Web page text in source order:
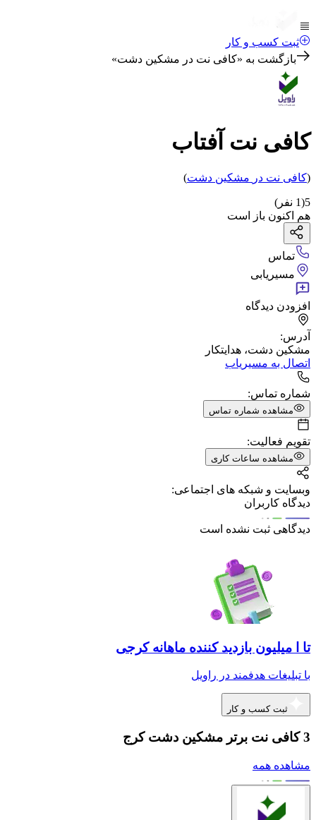
ثبت کسب و کار
بازگشت به «کافی نت در مشکین دشت»
کافی نت آفتاب
(کافی نت در مشکین دشت)
5
(
1 نفر)
هم اکنون باز است
تماس
مسیریابی
افزودن دیدگاه
آدرس:
مشکین دشت، هدایتکار
اتصال به مسیریاب
شماره تماس:
مشاهده شماره تماس
تقویم فعالیت:
مشاهده ساعات کاری
وبسایت و شبکه های اجتماعی:
دیدگاه کاربران
دیدگاهی ثبت نشده است
تا ا میلیون بازدید کننده ماهانه کرجی
با تبلیغات هدفمند در راویل
ثبت کسب و کار
3 کافی نت برتر مشکین دشت کرج
مشاهده همه